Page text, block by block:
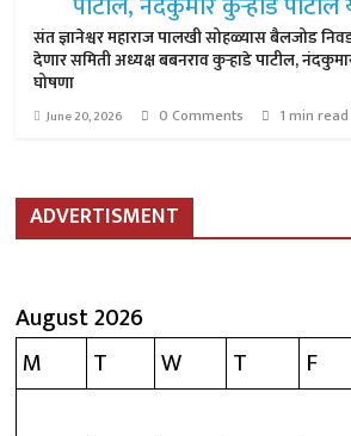
संत ज्ञानेश्वर महाराज पालखी सोहळ्यास बैलजोड
देणार समिती अध्यक्ष बबनराव कुऱ्हाडे पाटील,
घोषणा
June 20, 2026 0 Comments 1 min read
ADVERTISMENT
August 2026
M
T W T F